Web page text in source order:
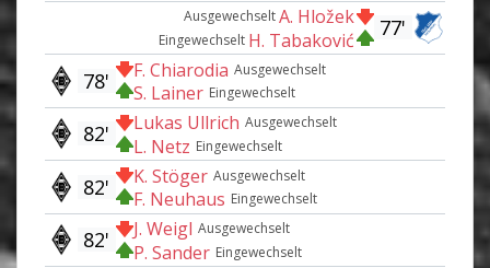
77'
AusgewechseltA. Hložek
Eingewechselt H. Tabaković
Ausgewechselt
F. Chiarodia
Eingewechselt
S. Lainer
78'
Ausgewechselt
Lukas Ullrich
Eingewechselt
L. Netz
82'
Ausgewechselt
K. Stöger
Eingewechselt
F. Neuhaus
82'
Ausgewechselt
J. Weigl
Eingewechselt
P. Sander
82'